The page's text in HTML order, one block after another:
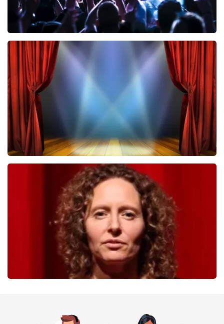
Megadeth
322 laatste 30 minuten
BESTEL NU
40 45 De Musical
laatste 30 minuten
BESTEL NU